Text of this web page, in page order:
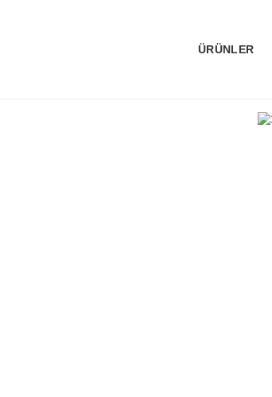
ÜRÜNLER